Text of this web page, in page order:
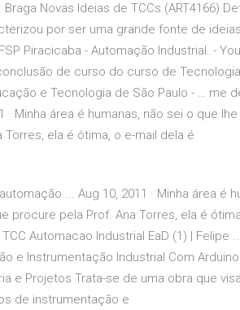
Novas Ideias de TCCs (ART4166)
por ser uma grande fonte de
Piracicaba - Automação Industrial. -
de curso do curso de
e Tecnologia de São Paulo - … me
Minha área é humanas, não sei o que
ela é ótima, o e-mail dela é
... Aug 10, 2011 · Minha área é
procure pela Prof. Ana Torres, ela é
Automacao Industrial EaD (1) | Felipe
e Instrumentação Industrial Com
e Projetos Trata-se de uma obra que
de instrumentação e